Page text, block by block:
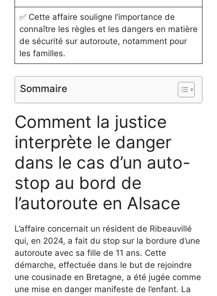
✅ Cette affaire souligne l’importance de
connaître les règles et les dangers en matière
de sécurité sur autoroute, notamment pour
les familles.
Sommaire
Comment la justice
interprète le danger
dans le cas d’un auto-
stop au bord de
l’autoroute en Alsace
L’affaire concernait un résident de Ribeauvillé
qui, en 2024, a fait du stop sur la bordure d’une
autoroute avec sa fille de 11 ans. Cette
démarche, effectuée dans le but de rejoindre
une cousinade en Bretagne, a été jugée comme
une mise en danger manifeste de l’enfant. La